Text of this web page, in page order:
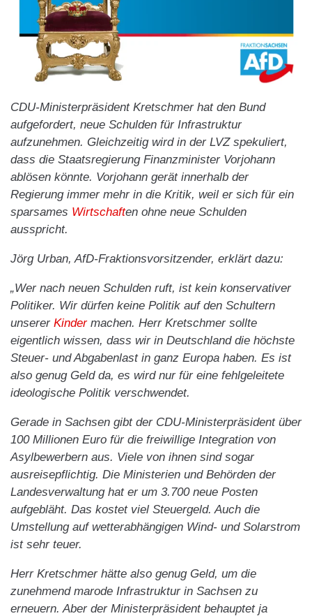
CDU-Ministerpräsident Kretschmer hat den Bund
aufgefordert, neue Schulden für Infrastruktur
aufzunehmen. Gleichzeitig wird in der LVZ spekuliert,
dass die Staatsregierung Finanzminister Vorjohann
ablösen könnte. Vorjohann gerät innerhalb der
Regierung immer mehr in die Kritik, weil er sich für ein
sparsames Wirtschaften ohne neue Schulden
ausspricht.
Jörg Urban, AfD-Fraktionsvorsitzender, erklärt dazu:
„Wer nach neuen Schulden ruft, ist kein konservativer
Politiker. Wir dürfen keine Politik auf den Schultern
unserer Kindermachen. Herr Kretschmer sollte
eigentlich wissen, dass wir in Deutschland die höchste
Steuer- und Abgabenlast in ganz Europa haben. Es ist
also genug Geld da, es wird nur für eine fehlgeleitete
ideologische Politik verschwendet.
Gerade in Sachsen gibt der CDU-Ministerpräsident über
100 Millionen Euro für die freiwillige Integration von
Asylbewerbern aus. Viele von ihnen sind sogar
ausreisepflichtig. Die Ministerien und Behörden der
Landesverwaltung hat er um 3.700 neue Posten
aufgebläht. Das kostet viel Steuergeld. Auch die
Umstellung auf wetterabhängigen Wind- und Solarstrom
ist sehr teuer.
Herr Kretschmer hätte also genug Geld, um die
zunehmend marode Infrastruktur in Sachsen zu
erneuern. Aber der Ministerpräsident behauptet ja